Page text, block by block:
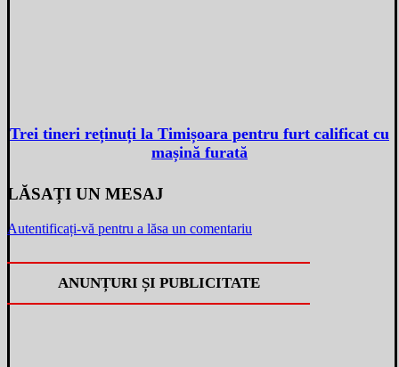
Trei tineri reținuți la Timișoara pentru furt calificat cu
mașină furată
LĂSAȚI UN MESAJ
Autentificați-vă pentru a lăsa un comentariu
ANUNȚURI ȘI PUBLICITATE